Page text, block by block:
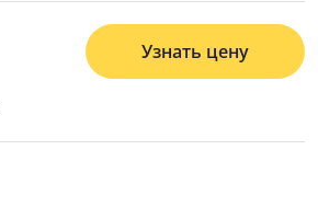
Узнать цену